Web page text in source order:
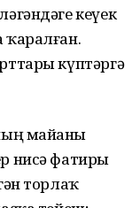
кеүек
ҡаралған.
күптәргә
майҙаны
нисә фатиры
торлаҡ